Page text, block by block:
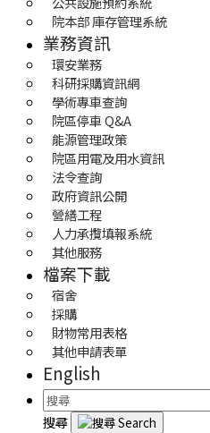
院本部 庫存管理系統
業務資訊
環安業務
科研採購資訊網
學術專車查詢
院區停車 Q&A
能源管理政策
院區用電及用水資訊
法令查詢
政府資訊公開
營繕工程
人力承攬填報系統
其他服務
檔案下載
宿舍
採購
財物常用表格
其他申請表單
English
搜尋